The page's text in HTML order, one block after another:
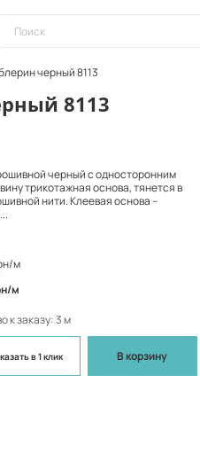
черный 8113
8113
черный с односторонним
трикотажная основа, тянется в
нити. Клеевая основа –
м
м
к заказу: 3 м
в 1 клик В корзину